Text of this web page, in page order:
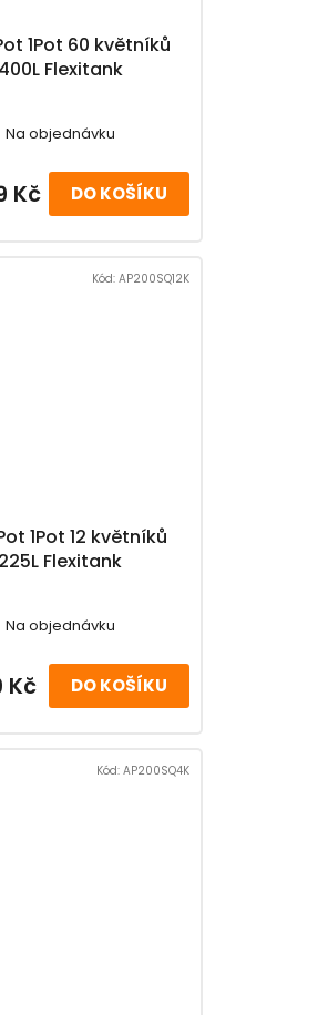
1Pot 60 květníků
400L Flexitank
Na objednávku
DO KOŠÍKU
Kč
1Pot 12 květníků
225L Flexitank
Na objednávku
DO KOŠÍKU
Kč
Kód: AP200SQ12K
Kód: AP200SQ4K